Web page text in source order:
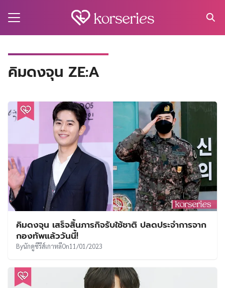
คิมดงจุน ZE:A
คิมดงจุน เสร็จสิ้นภารกิจรับใช้ชาติ ปลดประจำการจาก
กองทัพแล้ววันนี้!
Byนักดูซีรีส์เกาหลีOn11/01/2023